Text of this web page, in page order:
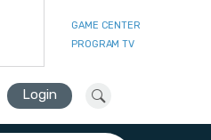
GAME CENTER
PROGRAM TV
Login